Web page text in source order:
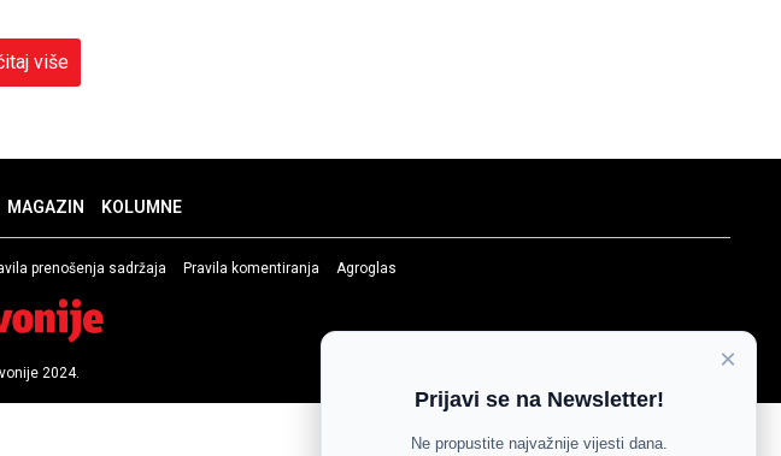
više
MAGAZIN KOLUMNE
prenošenja sadržaja Pravila komentiranja Agroglas
2024. ×
Prijavi se na Newsletter!
Ne propustite najvažnije vijesti dana.